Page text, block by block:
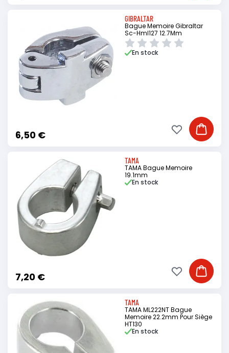
GIBRALTAR
Bague Memoire Gibraltar
Sc-Hml127 12.7Mm
6,50 €
En stock
Ajouter
Ajouter à ma
TAMA
TAMA Bague Memoire
19.1mm
7,20 €
En stock
Ajouter
Ajouter à ma
TAMA
TAMA ML222NT Bague
Memoire 22.2mm Pour Siège
HT130
En stock